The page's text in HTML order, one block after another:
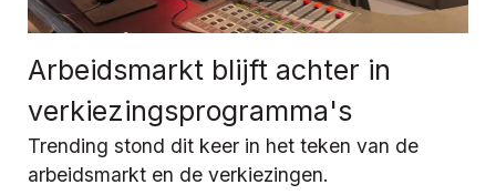
Arbeidsmarkt blijft achter in
verkiezingsprogramma's
Trending stond dit keer in het teken van de
arbeidsmarkt en de verkiezingen.